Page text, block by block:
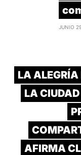
JUNIO
LA
LA
AFIRMA